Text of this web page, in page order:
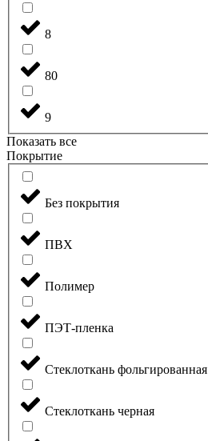
8
80
9
Показать все
Покрытие
Без покрытия
ПВХ
Полимер
ПЭТ-пленка
Стеклоткань фольгированная
Стеклоткань черная